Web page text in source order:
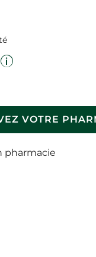
VOTRE
pharmacie